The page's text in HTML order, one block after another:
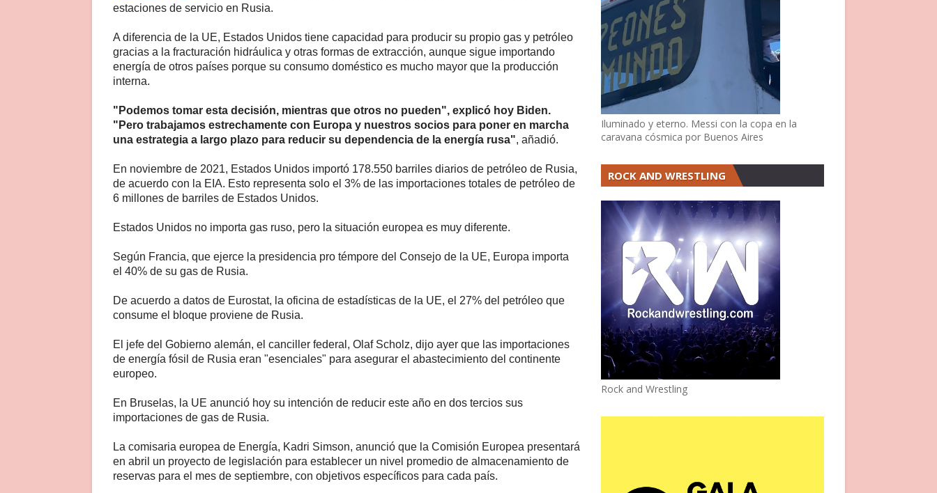
estaciones de servicio en Rusia.
A diferencia de la UE, Estados Unidos tiene capacidad para producir su propio gas y petróleo
gracias a la fracturación hidráulica y otras formas de extracción, aunque sigue importando
energía de otros países porque su consumo doméstico es mucho mayor que la producción
interna.
"Podemos tomar esta decisión, mientras que otros no pueden", explicó hoy Biden.
"Pero trabajamos estrechamente con Europa y nuestros socios para poner en marcha
una estrategia a largo plazo para reducir su dependencia de la energía rusa", añadió.
En noviembre de 2021, Estados Unidos importó 178.550 barriles diarios de petróleo de Rusia,
de acuerdo con la EIA. Esto representa solo el 3% de las importaciones totales de petróleo de
6 millones de barriles de Estados Unidos.
Estados Unidos no importa gas ruso, pero la situación europea es muy diferente.
Según Francia, que ejerce la presidencia pro témpore del Consejo de la UE, Europa importa
el 40% de su gas de Rusia.
De acuerdo a datos de Eurostat, la oficina de estadísticas de la UE, el 27% del petróleo que
consume el bloque proviene de Rusia.
El jefe del Gobierno alemán, el canciller federal, Olaf Scholz, dijo ayer que las importaciones
de energía fósil de Rusia eran "esenciales" para asegurar el abastecimiento del continente
europeo.
En Bruselas, la UE anunció hoy su intención de reducir este año en dos tercios sus
importaciones de gas de Rusia.
La comisaria europea de Energía, Kadri Simson, anunció que la Comisión Europea presentará
en abril un proyecto de legislación para establecer un nivel promedio de almacenamiento de
reservas para el mes de septiembre, con objetivos específicos para cada país.
Iluminado y eterno. Messi con la copa en la
caravana cósmica por Buenos Aires
ROCK AND WRESTLING
Rock and Wrestling